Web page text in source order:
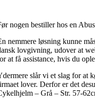
nogen bestiller hos en
nemmere løsning kunne
lovgivning, udover at
at få assistance, hvis du
slår vi et slag for at
lover. Derfor er det
– Grå – Str. 57-